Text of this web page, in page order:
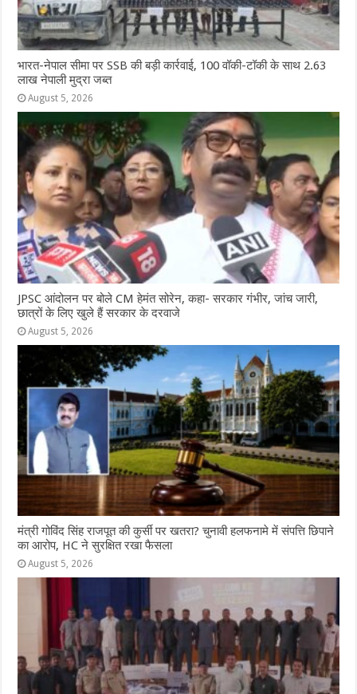
भारत-नेपाल सीमा पर SSB की बड़ी कार्रवाई, 100 वॉकी-टॉकी के साथ 2.63
लाख नेपाली मुद्रा जब्त
August 5, 2026
JPSC आंदोलन पर बोले CM हेमंत सोरेन, कहा- सरकार गंभीर, जांच जारी,
छात्रों के लिए खुले हैं सरकार के दरवाजे
August 5, 2026
मंत्री गोविंद सिंह राजपूत की कुर्सी पर खतरा? चुनावी हलफनामे में संपत्ति छिपाने
का आरोप, HC ने सुरक्षित रखा फैसला
August 5, 2026